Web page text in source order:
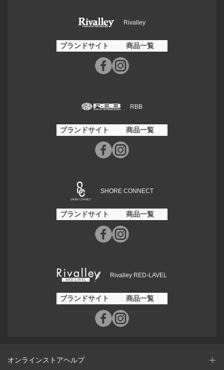
Rivalley
ブランドサイト 商品一覧
RBB
ブランドサイト 商品一覧
SHORE CONNECT
ブランドサイト 商品一覧
Rivalley RED-LAVEL
ブランドサイト 商品一覧
オンラインストアヘルプ